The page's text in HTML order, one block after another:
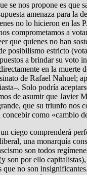
se nos propone es que
amenaza para la
no lo hicieron en las
comprometamos a
que quienes no han
posibilismo estricto
a brindar su voto
en la muerte
de Rafael Nahuel;
Solo podría
de asumir que Javier
que su triunfo nos
como «cambio
ciego comprenderá
una monarquía
son todos
son por ello
que no son